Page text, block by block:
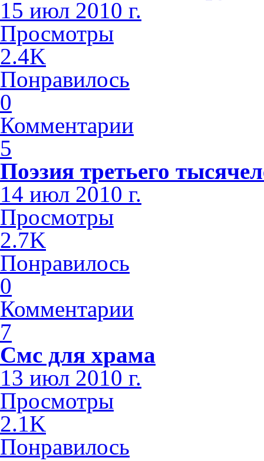
15 июл 2010 г.
Просмотры
2.4K
Понравилось
0
Комментарии
5
Поэзия третьего
14 июл 2010 г.
Просмотры
2.7K
Понравилось
0
Комментарии
7
Смс для храма
13 июл 2010 г.
Просмотры
2.1K
Понравилось